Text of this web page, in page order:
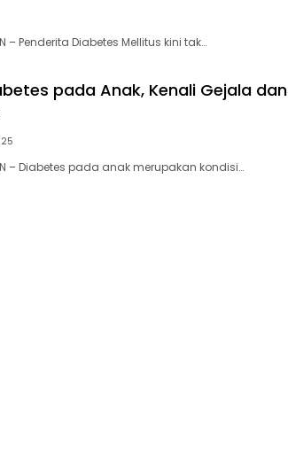
– Penderita Diabetes Mellitus kini tak…
pada Anak, Kenali Gejala dan
– Diabetes pada anak merupakan kondisi…